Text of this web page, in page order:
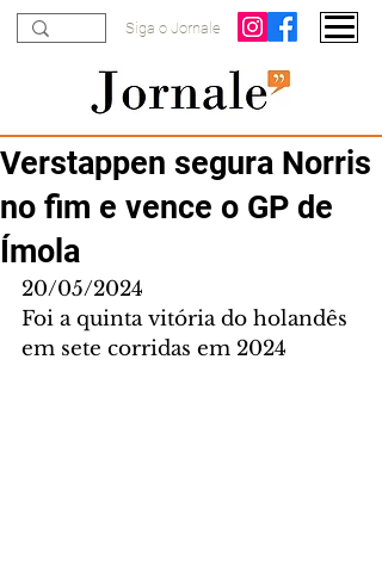
Siga o Jornale
Verstappen segura Norris
no fim e vence o GP de
Ímola
20/05/2024
Foi a quinta vitória do holandês
em sete corridas em 2024